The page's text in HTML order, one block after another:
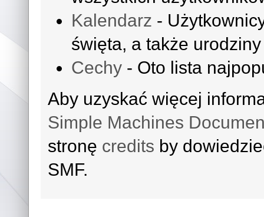
Kalendarz -
święta, a także
Cechy - Oto lista
Aby uzyskać więcej
Simple Machines
stronę credits by
SMF.